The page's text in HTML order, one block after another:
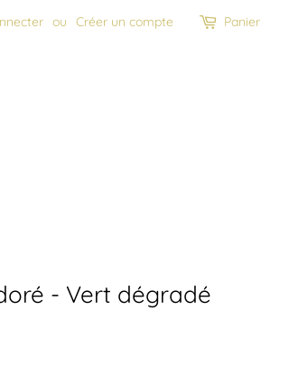
ou Créer un compte Panier
- Vert dégradé